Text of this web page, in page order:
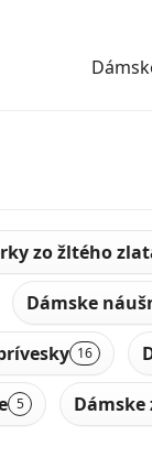
zo žltého
Dámske
16
5